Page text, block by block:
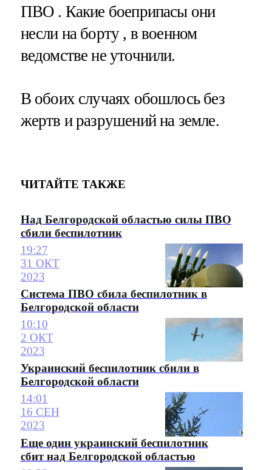
ПВО . Какие боеприпасы они
несли на борту , в военном
ведомстве не уточнили.
В обоих случаях обошлось без
жертв и разрушений на земле.
ЧИТАЙТЕ ТАКЖЕ
Над Белгородской областью силы ПВО
сбили беспилотник
19:27
31 ОКТ
2023
Система ПВО сбила беспилотник в
Белгородской области
10:10
2 ОКТ
2023
Украинский беспилотник сбили в
Белгородской области
14:01
16 СЕН
2023
Еще один украинский беспилотник
сбит над Белгородской областью